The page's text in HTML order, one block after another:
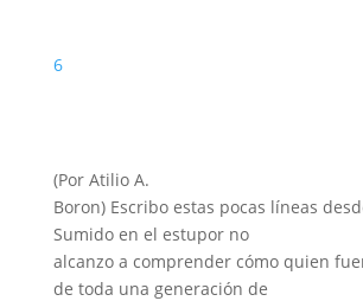
6
(Por Atilio A.
Boron) Escribo estas pocas líneas
Sumido en el estupor no
alcanzo a comprender cómo quien
de toda una generación de